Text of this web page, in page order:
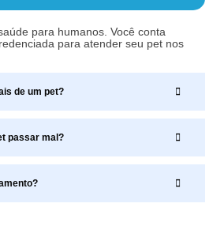
para humanos. Você conta
para atender seu pet nos
de um pet?
passar mal?